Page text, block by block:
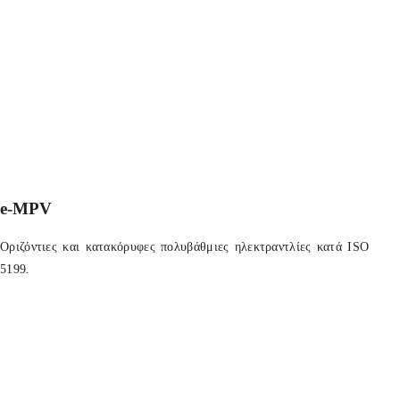
e-MPV
Οριζόντιες και κατακόρυφες πολυβάθμιες ηλεκτραντλίες κατά ISO
5199.